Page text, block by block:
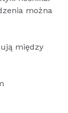
można
między